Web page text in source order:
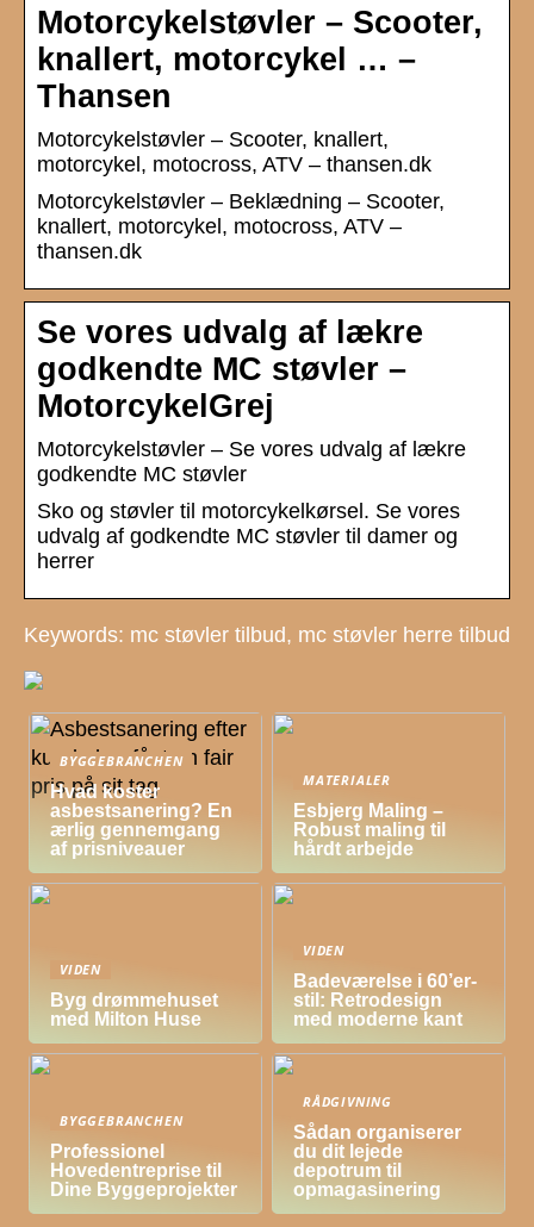
Motorcykelstøvler – Scooter,
knallert, motorcykel … –
Thansen
Motorcykelstøvler – Scooter, knallert,
motorcykel, motocross, ATV – thansen.dk
Motorcykelstøvler – Beklædning – Scooter,
knallert, motorcykel, motocross, ATV –
thansen.dk
Se vores udvalg af lækre
godkendte MC støvler –
MotorcykelGrej
Motorcykelstøvler – Se vores udvalg af lækre
godkendte MC støvler
Sko og støvler til motorcykelkørsel. Se vores
udvalg af godkendte MC støvler til damer og
herrer
Keywords: mc støvler tilbud, mc støvler herre tilbud
BYGGEBRANCHEN
Hvad koster
asbestsanering? En
ærlig gennemgang
af prisniveauer
MATERIALER
Esbjerg Maling –
Robust maling til
hårdt arbejde
VIDEN
Byg drømmehuset
med Milton Huse
VIDEN
Badeværelse i 60’er-
stil: Retrodesign
med moderne kant
BYGGEBRANCHEN
Professionel
Hovedentreprise til
Dine Byggeprojekter
RÅDGIVNING
Sådan organiserer
du dit lejede
depotrum til
opmagasinering